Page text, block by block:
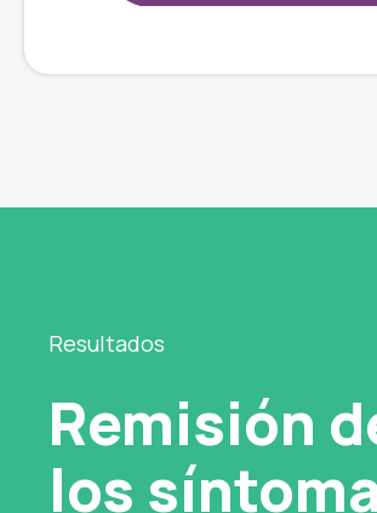
Resultados
Remisión
los